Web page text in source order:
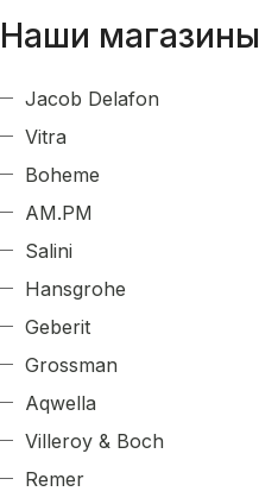
Наши магазины
Jacob Delafon
Vitra
Boheme
AM.PM
Salini
Hansgrohe
Geberit
Grossman
Aqwella
Villeroy & Boch
Remer